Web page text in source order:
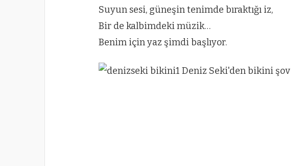
Suyun sesi, güneşin tenimde bıraktığı iz,
Bir de kalbimdeki müzik…
Benim için yaz şimdi başlıyor.